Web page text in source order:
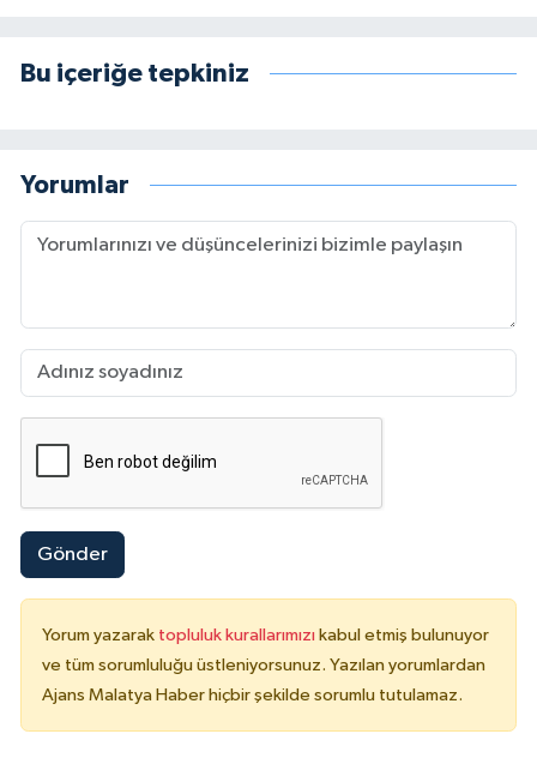
Bu içeriğe tepkiniz
Yorumlar
Gönder
Yorum yazarak topluluk kurallarımızı kabul etmiş bulunuyor
ve tüm sorumluluğu üstleniyorsunuz. Yazılan yorumlardan
Ajans Malatya Haber hiçbir şekilde sorumlu tutulamaz.